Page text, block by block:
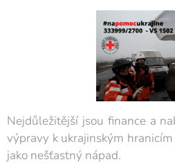
Nejdůležitější jsou finance a
výpravy k ukrajinským
jako nešťastný nápad.